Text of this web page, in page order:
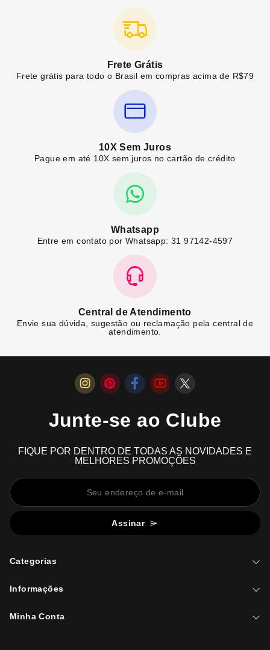
Frete Grátis
Frete grátis para todo o Brasil em compras acima de R$79
10X Sem Juros
Pague em até 10X sem juros no cartão de crédito
Whatsapp
Entre em contato por Whatsapp: 31 97142-4597
Central de Atendimento
Envie sua dúvida, sugestão ou reclamação pela central de
atendimento.
Junte-se ao Clube
FIQUE POR DENTRO DE TODAS AS NOVIDADES E
MELHORES PROMOÇÕES
Assinar
Categorias
Informações
Minha Conta